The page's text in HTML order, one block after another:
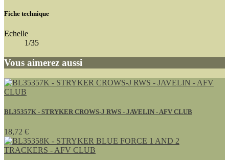
Fiche technique
Echelle
1/35
Vous aimerez aussi
BL35357K - STRYKER CROWS-J RWS - JAVELIN - AFV CLUB
18,72 €